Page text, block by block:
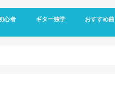
心者 ギター独学 おすすめ曲